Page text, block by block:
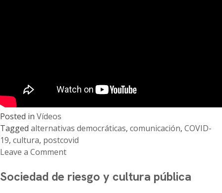
Posted in Vídeos
Tagged alternativas democráticas, comunicación, COVID-
19, cultura, postcovid
Leave a Comment
Cultura
Sociedad de riesgo y cultura pública